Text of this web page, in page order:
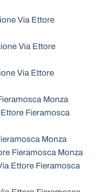
Via Ettore
Via Ettore
Via Ettore
Monza
Fieramosca
Monza
Fieramosca Monza
Ettore Fieramosca